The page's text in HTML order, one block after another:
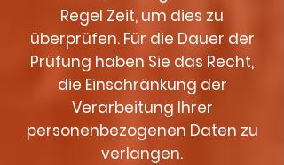
Regel Zeit, um dies zu
überprüfen. Für die Dauer der
Prüfung haben Sie das Recht,
die Einschränkung der
Verarbeitung Ihrer
personenbezogenen Daten zu
verlangen.